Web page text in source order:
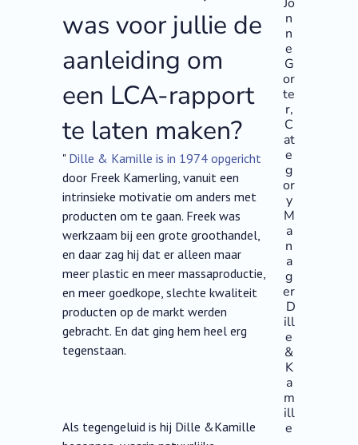
n
n
e
G
or
te
r,
C
at
e
g
or
y
M
a
n
a
g
er
D
ill
e
&
K
a
m
ill
e
was voor jullie de
aanleiding om
een LCA-rapport
te laten maken?
" Dille & Kamille is in 1974 opgericht
door Freek Kamerling, vanuit een
intrinsieke motivatie om anders met
producten om te gaan. Freek was
werkzaam bij een grote groothandel,
en daar zag hij dat er alleen maar
meer plastic en meer massaproductie,
en meer goedkope, slechte kwaliteit
producten op de markt werden
gebracht. En dat ging hem heel erg
tegenstaan.
Als tegengeluid is hij Dille &Kamille